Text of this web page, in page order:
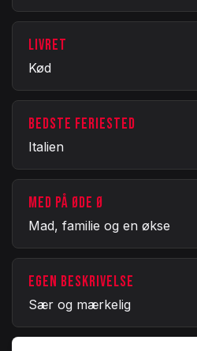
LIVRET
Kød
BEDSTE FERIESTED
Italien
MED PÅ ØDE Ø
Mad, familie og en økse
EGEN BESKRIVELSE
Sær og mærkelig